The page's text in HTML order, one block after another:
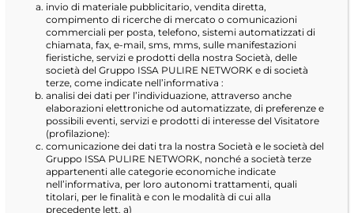
invio di materiale pubblicitario, vendita diretta,
compimento di ricerche di mercato o comunicazioni
commerciali per posta, telefono, sistemi automatizzati di
chiamata, fax, e-mail, sms, mms, sulle manifestazioni
fieristiche, servizi e prodotti della nostra Società, delle
società del Gruppo ISSA PULIRE NETWORK e di società
terze, come indicate nell’informativa :
analisi dei dati per l’individuazione, attraverso anche
elaborazioni elettroniche od automatizzate, di preferenze e
possibili eventi, servizi e prodotti di interesse del Visitatore
(profilazione):
comunicazione dei dati tra la nostra Società e le società del
Gruppo ISSA PULIRE NETWORK, nonché a società terze
appartenenti alle categorie economiche indicate
nell’informativa, per loro autonomi trattamenti, quali
titolari, per le finalità e con le modalità di cui alla
precedente lett. a)